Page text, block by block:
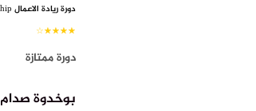
دورة ريادة الاعمال Entrepreneurship
دورة ممتازة
بوخدوة صدام